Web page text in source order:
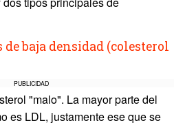
baja densidad (colesterol
PUBLICIDAD
"malo". La mayor parte del
es LDL, justamente ese que se